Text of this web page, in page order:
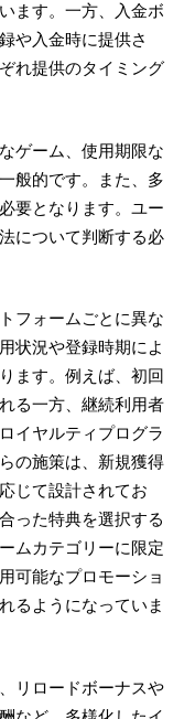
ます。一方、入金ボ
や入金時に提供さ
れ提供のタイミング
ゲーム、使用期限な
般的です。また、多
要となります。ユー
について判断する必
フォームごとに異な
状況や登録時期によ
ます。例えば、初回
る一方、継続利用者
イヤルティプログラ
の施策は、新規獲得
じて設計されてお
った特典を選択する
ムカテゴリーに限定
可能なプロモーショ
るようになっていま
リロードボーナスや